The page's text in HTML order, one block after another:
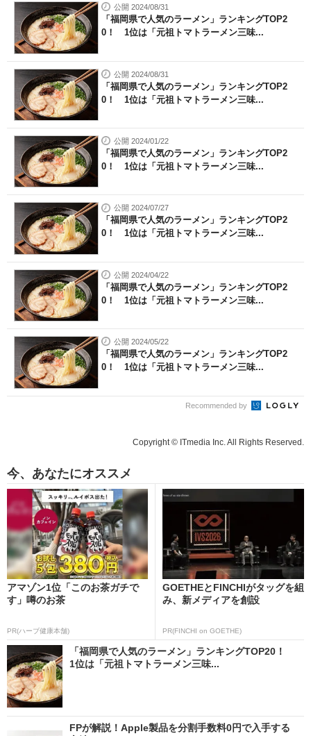
公開 2024/08/31
「福岡県で人気のラーメン」ランキングTOP2
0！ 1位は「元祖トマトラーメン三味...
公開 2024/08/31
「福岡県で人気のラーメン」ランキングTOP2
0！ 1位は「元祖トマトラーメン三味...
公開 2024/01/22
「福岡県で人気のラーメン」ランキングTOP2
0！ 1位は「元祖トマトラーメン三味...
公開 2024/07/27
「福岡県で人気のラーメン」ランキングTOP2
0！ 1位は「元祖トマトラーメン三味...
公開 2024/04/22
「福岡県で人気のラーメン」ランキングTOP2
0！ 1位は「元祖トマトラーメン三味...
公開 2024/05/22
「福岡県で人気のラーメン」ランキングTOP2
0！ 1位は「元祖トマトラーメン三味...
Recommended by
Copyright © ITmedia Inc. All Rights Reserved.
今、あなたにオススメ
アマゾン1位「このお茶ガチで
す」噂のお茶
PR(ハーブ健康本舗)
GOETHEとFINCHIがタッグを組
み、新メディアを創設
PR(FINCHI on GOETHE)
「福岡県で人気のラーメン」ランキングTOP20！
1位は「元祖トマトラーメン三味...
FPが解説！Apple製品を分割手数料0円で入手する